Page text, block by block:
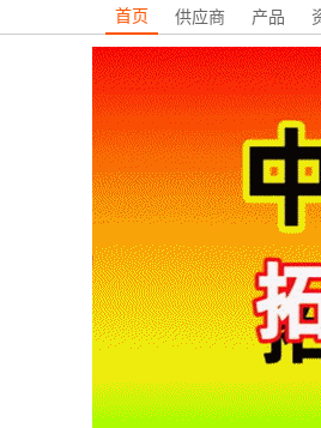
首页 供应商 产品